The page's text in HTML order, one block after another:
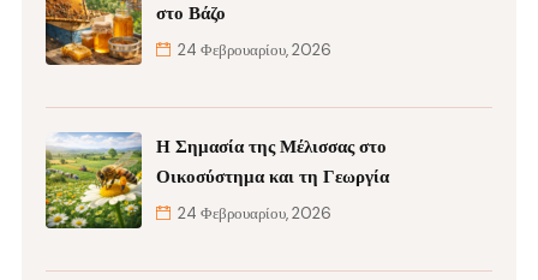
στο Βάζο
24 Φεβρουαρίου, 2026
Η Σημασία της Μέλισσας στο
Οικοσύστημα και τη Γεωργία
24 Φεβρουαρίου, 2026